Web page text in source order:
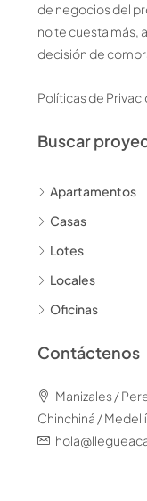
de negocios del
no te cuesta más,
decisión de
Políticas de
Buscar
Apartamentos
Casas
Lotes
Locales
Oficinas
Contáctenos
Manizales /
Chinchiná /